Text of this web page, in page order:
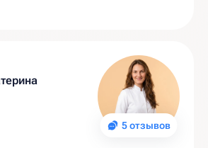
5 отзывов